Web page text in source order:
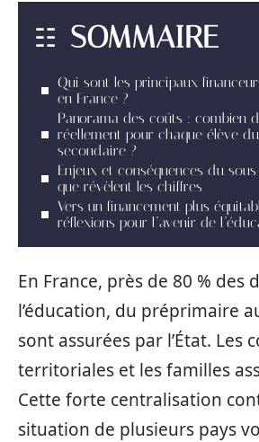
SOMMAIRE
Qui sont les principaux
en France ?
Panorama des coûts : combien
réellement pour chaque élève
secondaire ?
Enjeux et conséquences du
que révèlent les chiffres
Vers un financement plus
réflexions pour l’avenir de
En France, près de 80 % des
l’éducation, du préprimaire
sont assurées par l’État. Les
territoriales et les familles
Cette forte centralisation
situation de plusieurs pays